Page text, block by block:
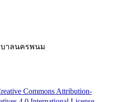
บาลนครพนม
Commons Attribution-